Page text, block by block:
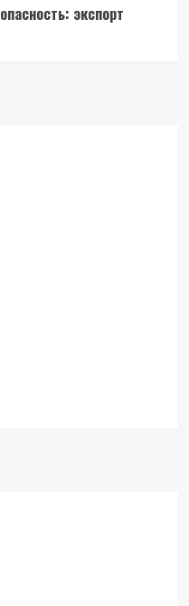
экспорт